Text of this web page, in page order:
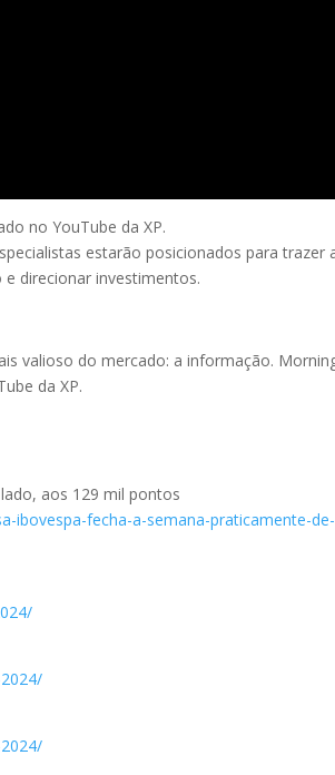
no YouTube da XP.
estarão posicionados para trazer
direcionar investimentos.
valioso do mercado: a informação.
da XP.
aos 129 mil pontos
ibovespa-fecha-a-semana-praticamente-de-